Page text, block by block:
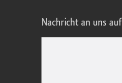
Nachricht an uns